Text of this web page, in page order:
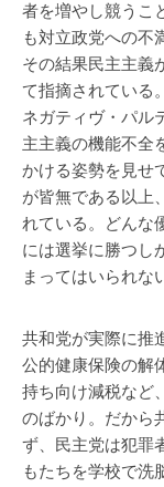
者を増やし競うこ
も対立政党への不
その結果民主主義
て指摘されている
ネガティヴ・パル
主主義の機能不全
かける姿勢を見せ
が皆無である以上
れている。どんな
には選挙に勝つし
まってはいられな
共和党が実際に推
公的健康保険の解
持ち向け減税など
のばかり。だから
ず、民主党は犯罪
もたちを学校で洗